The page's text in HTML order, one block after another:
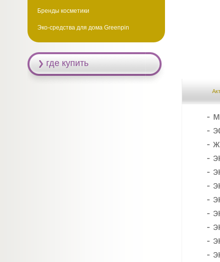
-
-
-
-
-
-
-
-
-
-
-
Бренды косметики
Эко-средства для дома Greenpin
где купить